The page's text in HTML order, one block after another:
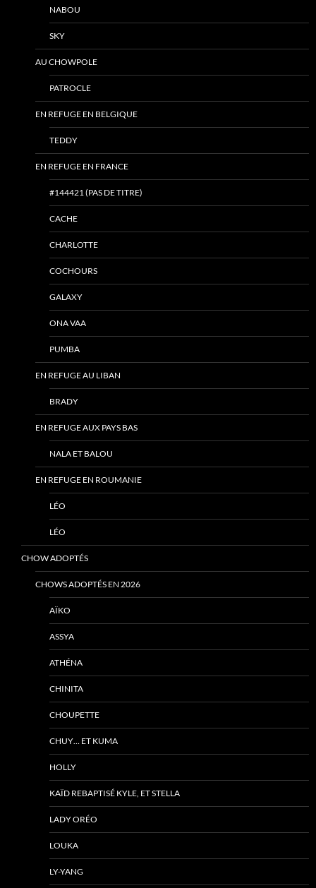
NABOU
SKY
AU CHOWPOLE
PATROCLE
EN REFUGE EN BELGIQUE
TEDDY
EN REFUGE EN FRANCE
#144421 (PAS DE TITRE)
CACHE
CHARLOTTE
COCHOURS
GALAXY
ONA VAA
PUMBA
EN REFUGE AU LIBAN
BRADY
EN REFUGE AUX PAYS BAS
NALA ET BALOU
EN REFUGE EN ROUMANIE
LÉO
LÉO
CHOW ADOPTÉS
CHOWS ADOPTÉS EN 2026
AÏKO
ASSYA
ATHÉNA
CHINITA
CHOUPETTE
CHUY… ET KUMA
HOLLY
KAÏD REBAPTISÉ KYLE, ET STELLA
LADY ORÉO
LOUKA
LY-YANG